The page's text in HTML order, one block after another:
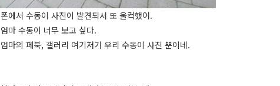
폰에서 수동이 사진이 발견되서 또 울컥했어.
엄마 수동이 너무 보고 싶다.
엄마의 페북, 갤러리 여기저기 우리 수동이 사진 뿐이네.